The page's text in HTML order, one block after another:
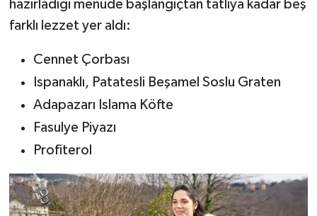
hazırladığı menüde başlangıçtan tatlıya kadar beş
farklı lezzet yer aldı:
Cennet Çorbası
Ispanaklı, Patatesli Beşamel Soslu Graten
Adapazarı Islama Köfte
Fasulye Piyazı
Profiterol